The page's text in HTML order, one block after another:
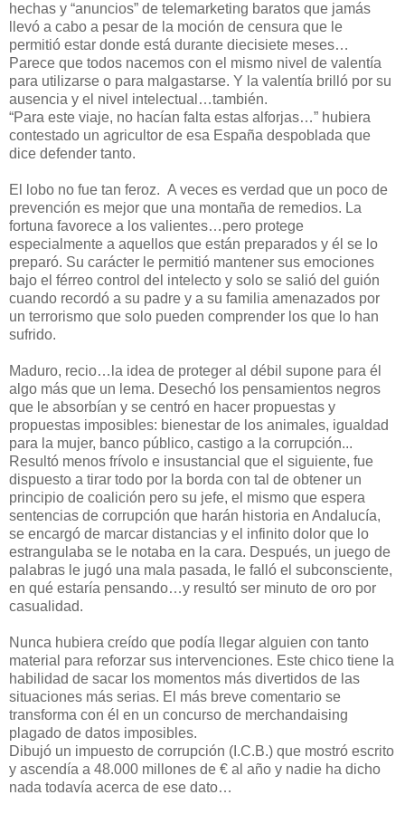
hechas y “anuncios” de telemarketing baratos que jamás
llevó a cabo a pesar de la moción de censura que le
permitió estar donde está durante diecisiete meses…
Parece que todos nacemos con el mismo nivel de valentía
para utilizarse o para malgastarse. Y la valentía brilló por su
ausencia y el nivel intelectual…también.
“Para este viaje, no hacían falta estas alforjas…” hubiera
contestado un agricultor de esa España despoblada que
dice defender tanto.
El lobo no fue tan feroz. A veces es verdad que un poco de
prevención es mejor que una montaña de remedios. La
fortuna favorece a los valientes…pero protege
especialmente a aquellos que están preparados y él se lo
preparó. Su carácter le permitió mantener sus emociones
bajo el férreo control del intelecto y solo se salió del guión
cuando recordó a su padre y a su familia amenazados por
un terrorismo que solo pueden comprender los que lo han
sufrido.
Maduro, recio…la idea de proteger al débil supone para él
algo más que un lema. Desechó los pensamientos negros
que le absorbían y se centró en hacer propuestas y
propuestas imposibles: bienestar de los animales, igualdad
para la mujer, banco público, castigo a la corrupción...
Resultó menos frívolo e insustancial que el siguiente, fue
dispuesto a tirar todo por la borda con tal de obtener un
principio de coalición pero su jefe, el mismo que espera
sentencias de corrupción que harán historia en Andalucía,
se encargó de marcar distancias y el infinito dolor que lo
estrangulaba se le notaba en la cara. Después, un juego de
palabras le jugó una mala pasada, le falló el subconsciente,
en qué estaría pensando…y resultó ser minuto de oro por
casualidad.
Nunca hubiera creído que podía llegar alguien con tanto
material para reforzar sus intervenciones. Este chico tiene la
habilidad de sacar los momentos más divertidos de las
situaciones más serias. El más breve comentario se
transforma con él en un concurso de merchandaising
plagado de datos imposibles.
Dibujó un impuesto de corrupción (I.C.B.) que mostró escrito
y ascendía a 48.000 millones de € al año y nadie ha dicho
nada todavía acerca de ese dato…